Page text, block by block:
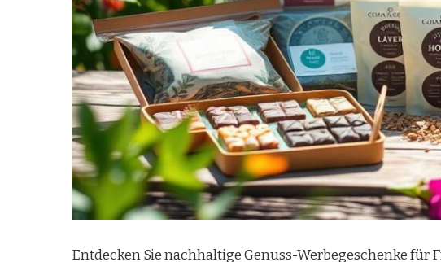
Entdecken Sie nachhaltige Genuss-Werbegeschenke